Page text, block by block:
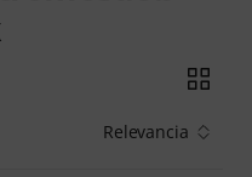
Relevancia